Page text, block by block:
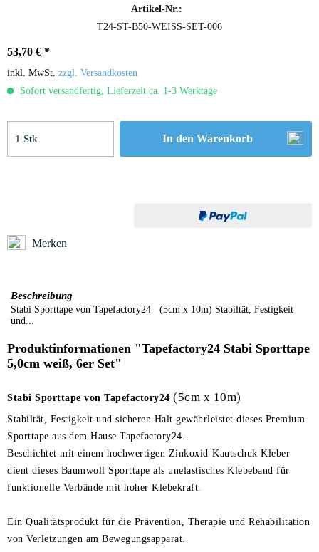
Artikel-Nr.:
T24-ST-B50-WEISS-SET-006
53,70 € *
inkl. MwSt. zzgl. Versandkosten
Sofort versandfertig, Lieferzeit ca. 1-3 Werktage
In den Warenkorb
Merken
Beschreibung
Stabi Sporttape von Tapefactory24 (5cm x 10m) Stabiltät, Festigkeit
und...
Produktinformationen "Tapefactory24 Stabi Sporttape
5,0cm weiß, 6er Set"
Stabi Sporttape von Tapefactory24 (5cm x 10m)
Stabiltät, Festigkeit und sicheren Halt gewährleistet dieses Premium
Sporttape aus dem Hause Tapefactory24.
Beschichtet mit einem hochwertigen Zinkoxid-Kautschuk Kleber
dient dieses Baumwoll Sporttape als unelastisches Klebeband für
funktionelle Verbände mit hoher Klebekraft.
Ein Qualitätsprodukt für die Prävention, Therapie und Rehabilitation
von Verletzungen am Bewegungsapparat.